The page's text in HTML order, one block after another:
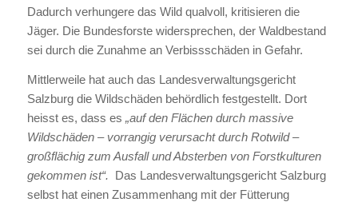
Dadurch verhungere das Wild qualvoll, kritisieren die
Jäger. Die Bundesforste widersprechen, der Waldbestand
sei durch die Zunahme an Verbissschäden in Gefahr.
Mittlerweile hat auch das Landesverwaltungsgericht
Salzburg die Wildschäden behördlich festgestellt. Dort
heisst es, dass es „auf den Flächen durch massive
Wildschäden – vorrangig verursacht durch Rotwild –
großflächig zum Ausfall und Absterben von Forstkulturen
gekommen ist“. Das Landesverwaltungsgericht Salzburg
selbst hat einen Zusammenhang mit der Fütterung